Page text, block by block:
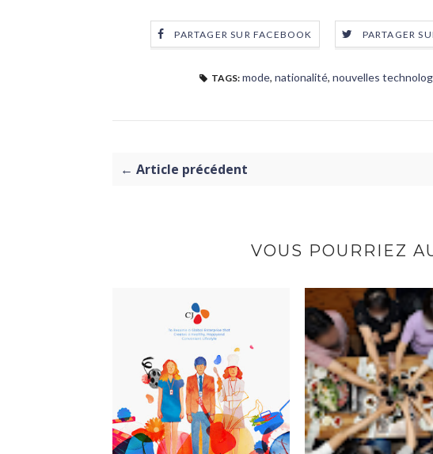
PARTAGER SUR FACEBOOK PARTAGER
TAGS: mode, nationalité, nouvelles
← Article précédent
VOUS POURRIEZ